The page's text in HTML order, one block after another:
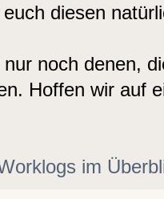
diesen
noch denen,
Hoffen wir auf
im